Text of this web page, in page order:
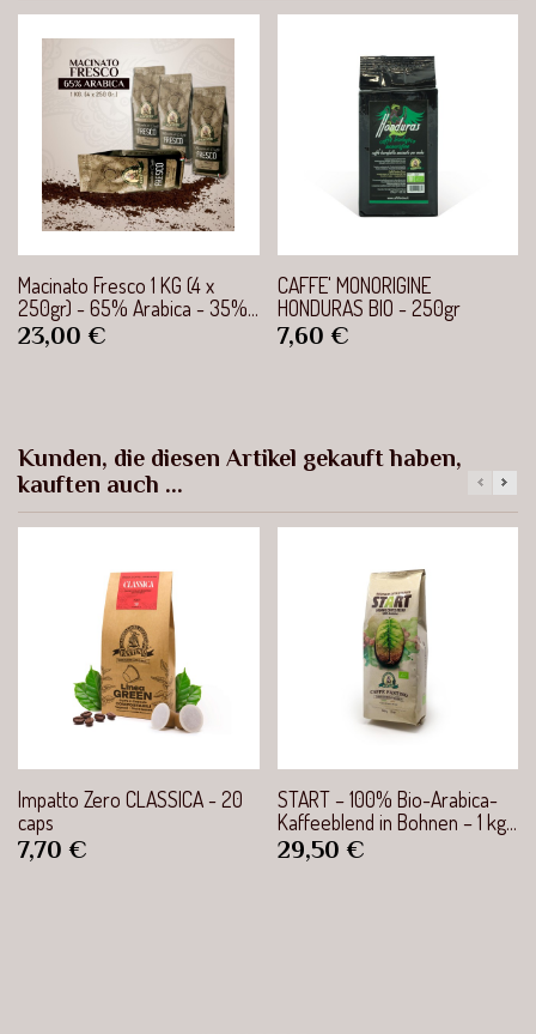
Macinato Fresco 1 KG (4 x
250gr) - 65% Arabica - 35%...
Preis
23,00 €
CAFFE' MONORIGINE
HONDURAS BIO - 250gr
Preis
7,60 €
Kunden, die diesen Artikel gekauft haben,
kauften auch ...
Impatto Zero CLASSICA - 20
caps
Preis
7,70 €
START – 100% Bio-Arabica-
Kaffeeblend in Bohnen – 1 kg...
Preis
29,50 €